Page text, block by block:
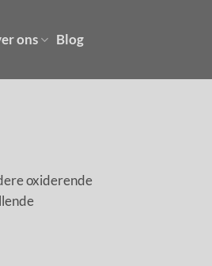
ons Blog
oxiderende